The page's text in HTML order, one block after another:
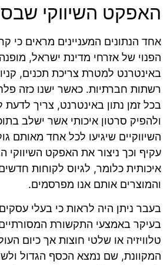
האפקט השיווקי
הפנוי של אזרחי מדינת ישראל,
באינטרנט למטרת צריכת תכנים,
רשתות חברתיות. כאשר ישנו כזה
בכל זמן נתון באינטרנט, צריך
ולהפיק סרטון איכותי אשר ישלב
השיווקיים שיגיעו לכל אחד מאותם
עקיף וכך ניצור את האפקט השיווקי
איכותית כלומר, לגיוס לקוחות
והמוצרים אותם אנו מפרסמים.
בעבר ניתן היה לראות כי בעלי
בעיקר באמצעי התקשורת המסורתיים:
טלוויזיה או שלטי חוצות אך כיום
המקוונת, שם נמצא הכסף הגדול